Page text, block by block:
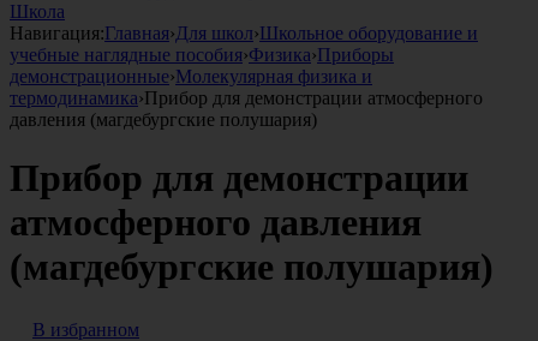
Школа
Навигация:Главная›Для школ›Школьное оборудование и
учебные наглядные пособия›Физика›Приборы
демонстрационные›Молекулярная физика и
термодинамика›Прибор для демонстрации атмосферного
давления (магдебургские полушария)
Прибор для демонстрации
атмосферного давления
(магдебургские полушария)
В избранном